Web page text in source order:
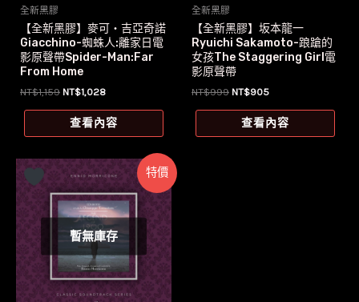
全新黑膠
【全新黑膠】麥可‧吉亞奇諾
Giacchino-蜘蛛人:離家日電
影原聲帶Spider-Man:Far
From Home
NT$1,159 原
價
格：
NT$1,028目
價
格：
查看內容
全新黑膠
【全新黑膠】坂本龍一
Ryuichi Sakamoto-踉蹌的
女孩The Staggering Girl電
影原聲帶
NT$999 原
格：
NT$905目
價
格：
查看內容
特價
暫無庫存